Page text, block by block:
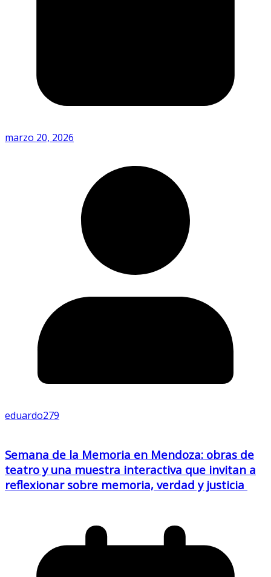
marzo 20, 2026
eduardo279
Semana de la Memoria en Mendoza: obras de
teatro y una muestra interactiva que invitan a
reflexionar sobre memoria, verdad y justicia